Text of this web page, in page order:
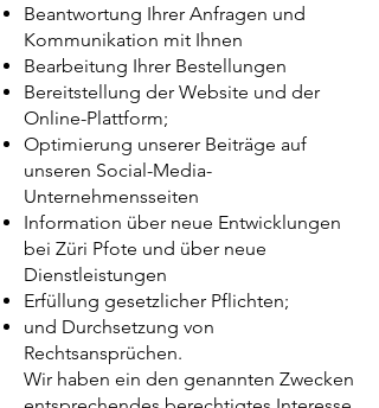
Beantwortung Ihrer Anfragen und
Kommunikation mit Ihnen
Bearbeitung Ihrer Bestellungen
Bereitstellung der Website und der
Online-Plattform;
Optimierung unserer Beiträge auf
unseren Social-Media-
Unternehmensseiten
Information über neue Entwicklungen
bei Züri Pfote und über neue
Dienstleistungen
Erfüllung gesetzlicher Pflichten;
und Durchsetzung von
Rechtsansprüchen.
Wir haben ein den genannten Zwecken